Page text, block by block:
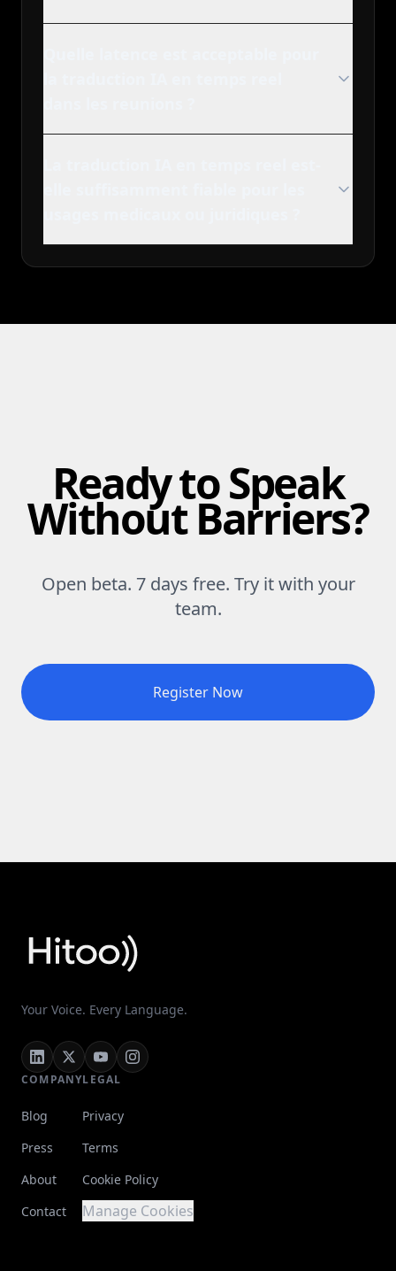
Ready to Speak
Without Barriers?
Open beta. 7 days free. Try it with your
team.
Register Now
Your Voice. Every Language.
COMPANY
Blog
Press
About
Contact
LEGAL
Privacy
Terms
Cookie Policy
Manage Cookies